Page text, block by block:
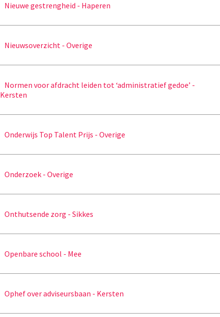
Nieuwe gestrengheid - Haperen
Nieuwsoverzicht - Overige
Normen voor afdracht leiden tot ‘administratief gedoe’ -
Kersten
Onderwijs Top Talent Prijs - Overige
Onderzoek - Overige
Onthutsende zorg - Sikkes
Openbare school - Mee
Ophef over adviseursbaan - Kersten